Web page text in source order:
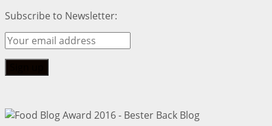
Subscribe to Newsletter: